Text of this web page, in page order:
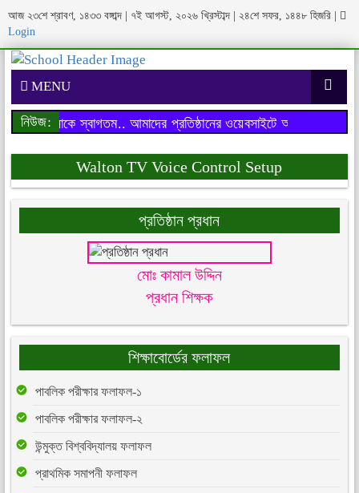
আজ ২৩শে শ্রাবণ, ১৪৩৩ বঙ্গাব্দ | ৭ই আগস্ট, ২০২৬ খ্রিস্টাব্দ | ২৪শে সফর, ১৪৪৮ হিজরি
Login
MENU
নিউজ: আমাদের প্রতিষ্ঠানের ওয়েবসাইটে আপনাকে
আপনাকে স্বাগতম..
Walton TV Voice Control Setup
প্রতিষ্ঠান প্রধান
মোঃ কামাল উদ্দিন
প্রধান শিক্ষক
শিক্ষাবোর্ডের ফলাফল
পাবলিক পরীক্ষার ফলাফল-১
পাবলিক পরীক্ষার ফলাফল-২
উন্মুক্ত বিশ্ববিদ্যালয় ফলাফল
প্রাথমিক সমাপনী ফলাফল